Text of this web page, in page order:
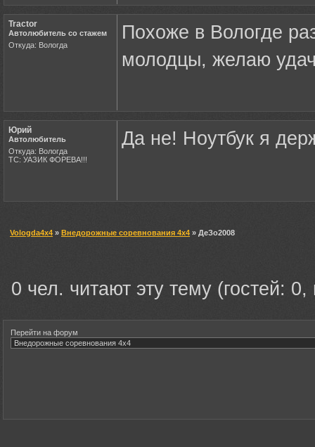
Tractor
Автолюбитель со стажем
Откуда: Вологда
Похоже в Вологде
молодцы, желаю
Юрий
Автолюбитель
Откуда: Вологда
ТС: УАЗИК ФОРЕВА!!!
Да не! Ноутбук я
Vologda4x4 » Внедорожные соревнования 4х4 » ДеЗо2008
0 чел. читают эту тему (гостей:
Перейти на форум